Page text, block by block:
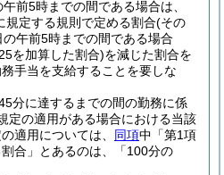
前5時までの間である場合は、
規定する規則で定める割合(その
午前5時までの間である場合
を加算した割合)を減じた割合を
手当を支給することを要しな
分に達するまでの間の勤務に係
定の適用がある場合における当該
適用については、 同項中「第1項
合」とあるのは、「100分の